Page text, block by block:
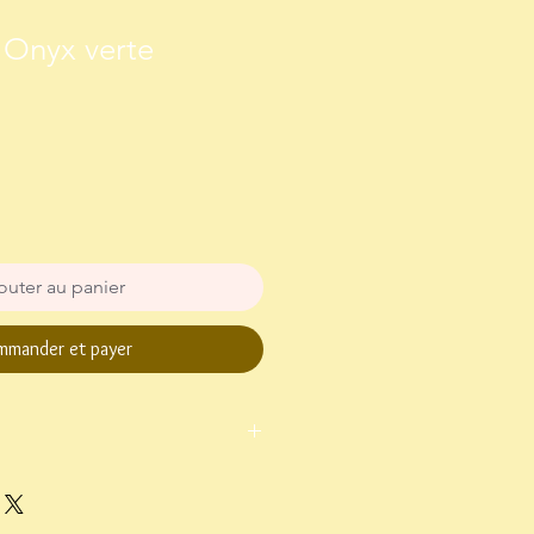
verte
au panier
et payer
et retourner le bijou sous 15 jours